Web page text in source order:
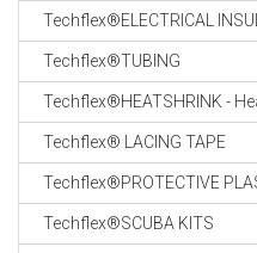
Techflex®ELECTRICAL
Techflex®TUBING
Techflex®HEATSHRINK -
Techflex® LACING TAPE
Techflex®PROTECTIVE
Techflex®SCUBA KITS